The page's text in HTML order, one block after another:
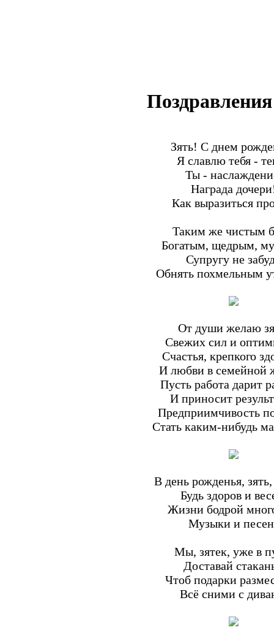
Зять! С днем
Я славлю тебя -
Ты -
Награда
Как выразиться
Таким же чистым
Богатым, щедрым,
Супругу не
Обнять похмельным
От души желаю
Свежих сил и
Счастья, крепкого
И любви в семейной
Пусть работа дарит
И приносит
Предприимчивость
Стать каким-нибудь
В день рожденья,
Будь здоров и
Жизни бодрой
Музыки и
Мы, зятек, уже в
Доставай
Чтоб подарки
Всё сними с